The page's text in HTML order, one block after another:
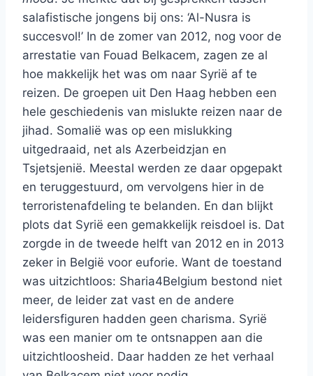
salafistische jongens bij ons: ‘Al-Nusra is
succesvol!’ In de zomer van 2012, nog voor de
arrestatie van Fouad Belkacem, zagen ze al
hoe makkelijk het was om naar Syrië af te
reizen. De groepen uit Den Haag hebben een
hele geschiedenis van mislukte reizen naar de
jihad. Somalië was op een mislukking
uitgedraaid, net als Azerbeidzjan en
Tsjetsjenië. Meestal werden ze daar opgepakt
en teruggestuurd, om vervolgens hier in de
terroristenafdeling te belanden. En dan blijkt
plots dat Syrië een gemakkelijk reisdoel is. Dat
zorgde in de tweede helft van 2012 en in 2013
zeker in België voor euforie. Want de toestand
was uitzichtloos: Sharia4Belgium bestond niet
meer, de leider zat vast en de andere
leidersfiguren hadden geen charisma. Syrië
was een manier om te ontsnappen aan die
uitzichtloosheid. Daar hadden ze het verhaal